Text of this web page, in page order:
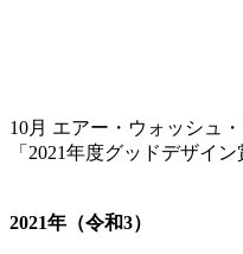
10月 エアー・ウォッシュ
「2021年度グッドデザイ
2021年（令和3）